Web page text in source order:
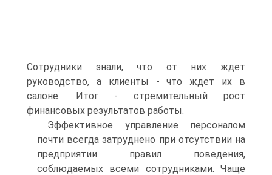
Сотрудники знали, что от них ждет
руководство, а клиенты - что ждет их в
салоне. Итог - стремительный рост
финансовых результатов работы.
Эффективное управление персоналом
почти всегда затруднено при отсутствии на
предприятии правил поведения,
соблюдаемых всеми сотрудниками. Чаще